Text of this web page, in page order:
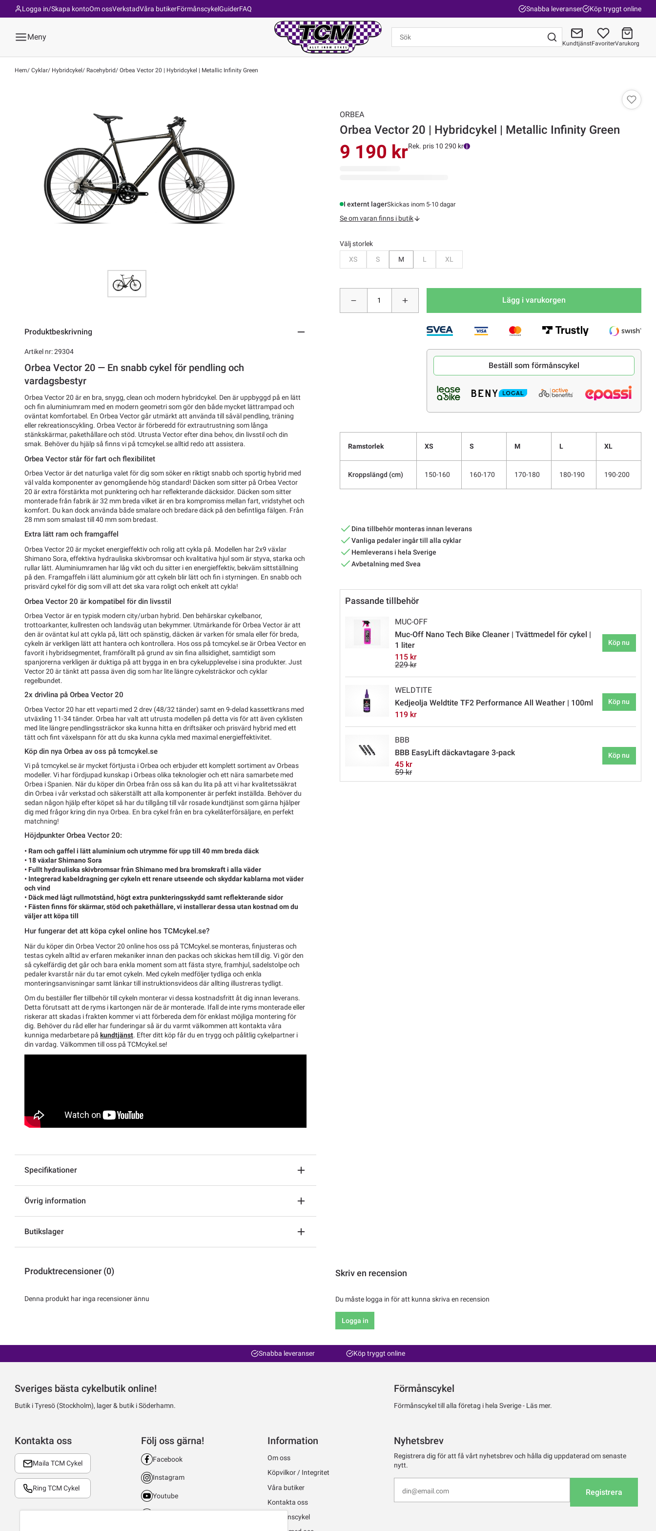
Om ossVerkstadVåra butikerFörmånscykelGuiderFAQ
Logga in/Skapa konto Snabba leveranser Köp tryggt online
Meny
KundtjänstFavoriterVarukorg
Hem Cyklar Hybridcykel Racehybrid Orbea Vector 20 | Hybridcykel | Metallic Infinity Green
Produktbeskrivning
Artikel nr: 29304
Orbea Vector 20 — En snabb cykel för pendling och
vardagsbestyr
Orbea Vector 20 är en bra, snygg, clean och modern hybridcykel. Den är uppbyggd på en lätt
och fin aluminiumram med en modern geometri som gör den både mycket lättrampad och
oväntat komfortabel. En Orbea Vector går utmärkt att använda till såväl pendling, träning
eller rekreationscykling. Orbea Vector är förberedd för extrautrustning som långa
stänkskärmar, pakethållare och stöd. Utrusta Vector efter dina behov, din livsstil och din
smak. Behöver du hjälp så finns vi på tcmcykel.se alltid redo att assistera.
Orbea Vector står för fart och flexibilitet
Orbea Vector är det naturliga valet för dig som söker en riktigt snabb och sportig hybrid med
väl valda komponenter av genomgående hög standard! Däcken som sitter på Orbea Vector
20 är extra förstärkta mot punktering och har reflekterande däcksidor. Däcken som sitter
monterade från fabrik är 32 mm breda vilket är en bra kompromiss mellan fart, vridstyhet och
komfort. Du kan dock använda både smalare och bredare däck på den befintliga fälgen. Från
28 mm som smalast till 40 mm som bredast.
Extra lätt ram och framgaffel
Orbea Vector 20 är mycket energieffektiv och rolig att cykla på. Modellen har 2x9 växlar
Shimano Sora, effektiva hydrauliska skivbromsar och kvalitativa hjul som är styva, starka och
rullar lätt. Aluminiumramen har låg vikt och du sitter i en energieffektiv, bekväm sittställning
på den. Framgaffeln i lätt aluminium gör att cykeln blir lätt och fin i styrningen. En snabb och
prisvärd cykel för dig som vill att det ska vara roligt och enkelt att cykla!
Orbea Vector 20 är kompatibel för din livsstil
Orbea Vector är en typisk modern city/urban hybrid. Den behärskar cykelbanor,
trottoarkanter, kullresten och landsväg utan bekymmer. Utmärkande för Orbea Vector är att
den är oväntat kul att cykla på, lätt och spänstig, däcken är varken för smala eller för breda,
cykeln är verkligen lätt att hantera och kontrollera. Hos oss på tcmcykel.se är Orbea Vector en
favorit i hybridsegmentet, framförallt på grund av sin fina allsidighet, samtidigt som
spanjorerna verkligen är duktiga på att bygga in en bra cykelupplevelse i sina produkter. Just
Vector 20 är tänkt att passa även dig som har lite längre cykelsträckor och cyklar
regelbundet.
2x drivlina på Orbea Vector 20
Orbea Vector 20 har ett veparti med 2 drev (48/32 tänder) samt en 9-delad kassettkrans med
utväxling 11-34 tänder. Orbea har valt att utrusta modellen på detta vis för att även cyklisten
med lite längre pendlingssträckor ska kunna hitta en driftsäker och prisvärd hybrid med ett
tätt och fint växelspann för att du ska kunna cykla med maximal energieffektivitet.
Köp din nya Orbea av oss på tcmcykel.se
Vi på tcmcykel.se är mycket förtjusta i Orbea och erbjuder ett komplett sortiment av Orbeas
modeller. Vi har fördjupad kunskap i Orbeas olika teknologier och ett nära samarbete med
Orbea i Spanien. När du köper din Orbea från oss så kan du lita på att vi har kvalitetssäkrat
din Orbea i vår verkstad och säkerställt att alla komponenter är perfekt inställda. Behöver du
sedan någon hjälp efter köpet så har du tillgång till vår rosade kundtjänst som gärna hjälper
dig med frågor kring din nya Orbea. En bra cykel från en bra cykelåterförsäljare, en perfekt
matchning!
Höjdpunkter Orbea Vector 20:
• Ram och gaffel i lätt aluminium och utrymme för upp till 40 mm breda däck
• 18 växlar Shimano Sora
• Fullt hydrauliska skivbromsar från Shimano med bra bromskraft i alla väder
• Integrerad kabeldragning ger cykeln ett renare utseende och skyddar kablarna mot väder
och vind
• Däck med lågt rullmotstånd, högt extra punkteringsskydd samt reflekterande sidor
• Fästen finns för skärmar, stöd och pakethållare, vi installerar dessa utan kostnad om du
väljer att köpa till
Hur fungerar det att köpa cykel online hos TCMcykel.se?
När du köper din Orbea Vector 20 online hos oss på TCMcykel.se monteras, finjusteras och
testas cykeln alltid av erfaren mekaniker innan den packas och skickas hem till dig. Vi gör den
så cykelfärdig det går och bara enkla moment som att fästa styre, framhjul, sadelstolpe och
pedaler kvarstår när du tar emot cykeln. Med cykeln medföljer tydliga och enkla
monteringsanvisningar samt länkar till instruktionsvideos där allting illustreras tydligt.
Om du beställer fler tillbehör till cykeln monterar vi dessa kostnadsfritt åt dig innan leverans.
Detta förutsatt att de ryms i kartongen när de är monterade. Ifall de inte ryms monterade eller
riskerar att skadas i frakten kommer vi att förbereda dem för enklast möjliga montering för
dig. Behöver du råd eller har funderingar så är du varmt välkommen att kontakta våra
kunniga medarbetare på kundtjänst. Efter ditt köp får du en trygg och pålitlig cykelpartner i
din vardag. Välkommen till oss på TCMcykel.se!
Specifikationer
Övrig information
Butikslager
ORBEA
Orbea Vector 20 | Hybridcykel | Metallic Infinity Green
9 190 krRek. pris 10 290 kr
I externt lagerSkickas inom 5-10 dagar
Se om varan finns i butik
Välj storlek
XS
S M L XL
Lägg i varukorgen
Beställ som förmånscykel
Ramstorlek XS S M L XL
Kroppslängd (cm) 150-160 160-170 170-180 180-190 190-200
Dina tillbehör monteras innan leverans
Vanliga pedaler ingår till alla cyklar
Hemleverans i hela Sverige
Avbetalning med Svea
Passande tillbehör
MUC-OFF
Muc-Off Nano Tech Bike Cleaner | Tvättmedel för cykel |
1 liter
115 kr
229 kr
Köp nu
WELDTITE
Kedjeolja Weldtite TF2 Performance All Weather | 100ml
119 kr
Köp nu
BBB
BBB EasyLift däckavtagare 3-pack
45 kr
59 kr
Köp nu
Produktrecensioner (0)
Denna produkt har inga recensioner ännu
Skriv en recension
Du måste logga in för att kunna skriva en recension
Logga in
Snabba leveranser Köp tryggt online
Sveriges bästa cykelbutik online!
Butik i Tyresö (Stockholm), lager & butik i Söderhamn.
Förmånscykel
Förmånscykel till alla företag i hela Sverige - Läs mer.
Kontakta oss
Maila TCM Cykel
Ring TCM Cykel
Följ oss gärna!
Facebook
Instagram
Youtube
Information
Om oss
Köpvilkor / Integritet
Våra butiker
Kontakta oss
Förmånscykel
Nyhetsbrev
Registrera dig för att få vårt nyhetsbrev och hålla dig uppdaterad om senaste
nytt.
Registrera